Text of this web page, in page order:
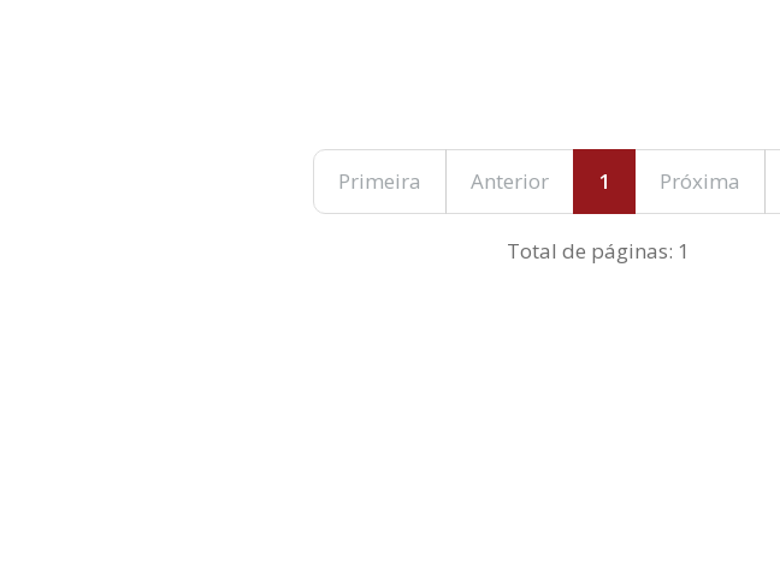
Primeira Anterior 1 Próxima
Total de páginas: 1